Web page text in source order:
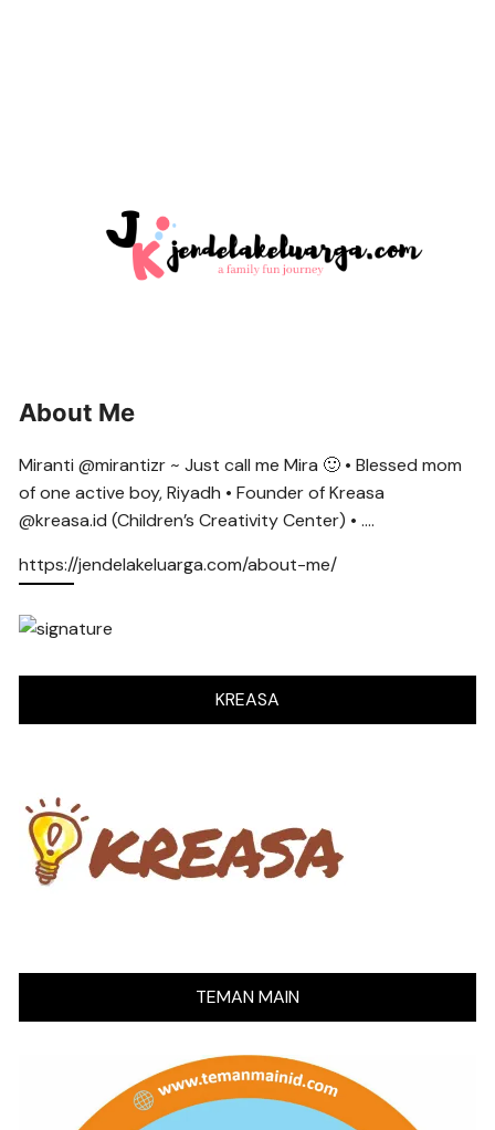
About Me
Miranti @mirantizr ~ Just call me Mira 🙂 • Blessed mom
of one active boy, Riyadh • Founder of Kreasa
@kreasa.id (Children’s Creativity Center) • ….
https://jendelakeluarga.com/about-me/
KREASA
TEMAN MAIN